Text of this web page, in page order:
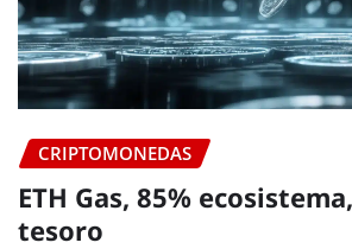
CRIPTOMONEDAS
ETH Gas, 85%
tesoro